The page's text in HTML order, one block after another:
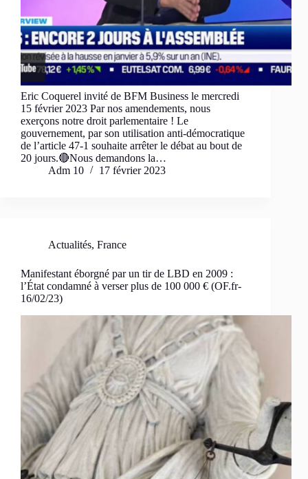
Eric Coquerel invité de BFM Business le mercredi
15 février 2023 Par nos amendements, nous
exerçons notre droit parlementaire ! Le
gouvernement, par son utilisation anti-démocratique
de l’article 47-1 souhaite arrêter le débat au bout de
20 jours.🔴Nous demandons la…
Adm 10
17 février 2023
Actualités, France
Manifestant éborgné par un tir de LBD en 2009 :
l’État condamné à verser plus de 100 000 € (OF.fr-
16/02/23)